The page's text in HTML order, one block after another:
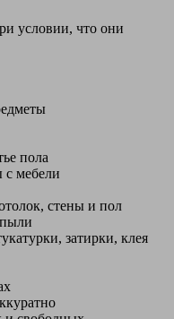
условии, что они
пола
мебели
стены и пол
затирки, клея